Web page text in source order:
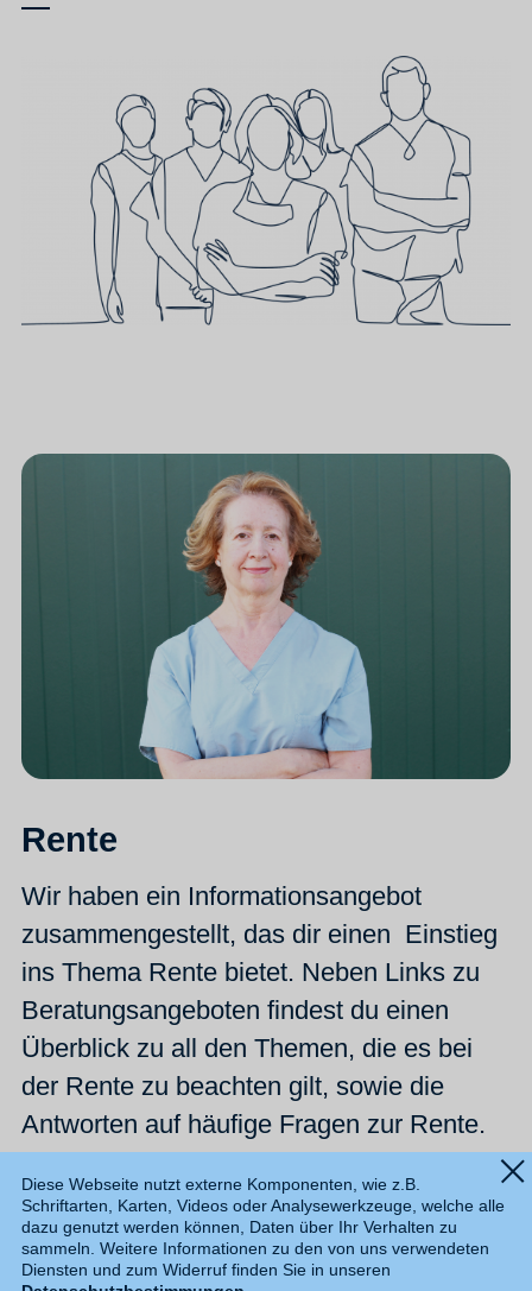
Rente
Wir haben ein Informationsangebot
zusammengestellt, das dir einen Einstieg
ins Thema Rente bietet. Neben Links zu
Beratungsangeboten findest du einen
Überblick zu all den Themen, die es bei
der Rente zu beachten gilt, sowie die
Antworten auf häufige Fragen zur Rente.
Mehr erfahren
Diese Webseite nutzt externe Komponenten, wie z.B.
Schriftarten, Karten, Videos oder Analysewerkzeuge, welche alle
dazu genutzt werden können, Daten über Ihr Verhalten zu
sammeln. Weitere Informationen zu den von uns verwendeten
Diensten und zum Widerruf finden Sie in unseren